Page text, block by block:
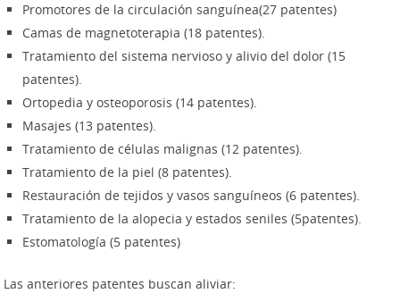
Promotores de la circulación sanguínea(27 patentes)
Camas de magnetoterapia (18 patentes).
Tratamiento del sistema nervioso y alivio del dolor (15
patentes).
Ortopedia y osteoporosis (14 patentes).
Masajes (13 patentes).
Tratamiento de células malignas (12 patentes).
Tratamiento de la piel (8 patentes).
Restauración de tejidos y vasos sanguíneos (6 patentes).
Tratamiento de la alopecia y estados seniles (5patentes).
Estomatología (5 patentes)
Las anteriores patentes buscan aliviar: